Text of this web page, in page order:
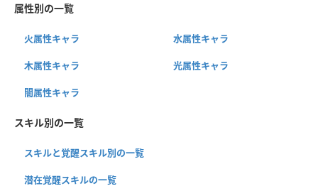
属性別の一覧
火属性キャラ 水属性キャラ
木属性キャラ 光属性キャラ
闇属性キャラ
スキル別の一覧
スキルと覚醒スキル別の一覧
潜在覚醒スキルの一覧